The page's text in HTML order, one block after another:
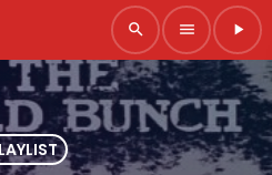
search menu play_arrow